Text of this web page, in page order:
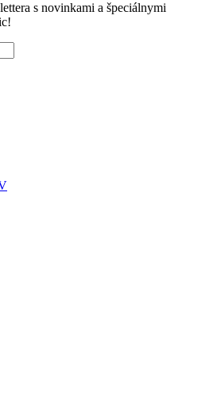
s novinkami a špeciálnymi